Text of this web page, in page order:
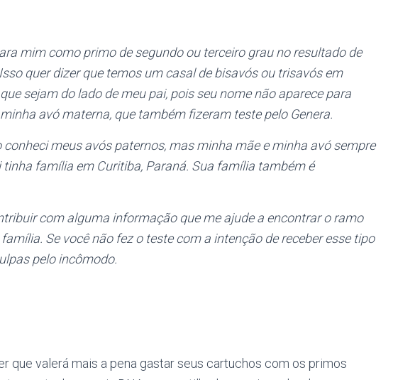
mim como primo de segundo ou terceiro grau no resultado de
quer dizer que temos um casal de bisavós ou trisavós em
sejam do lado de meu pai, pois seu nome não aparece para
avó materna, que também fizeram teste pelo Genera.
conheci meus avós paternos, mas minha mãe e minha avó sempre
tinha família em Curitiba, Paraná. Sua família também é
com alguma informação que me ajude a encontrar o ramo
Se você não fez o teste com a intenção de receber esse tipo
pelo incômodo.
que valerá mais a pena gastar seus cartuchos com os primos